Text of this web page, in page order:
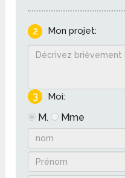
2 Mon projet:
3 Moi:
M. Mme